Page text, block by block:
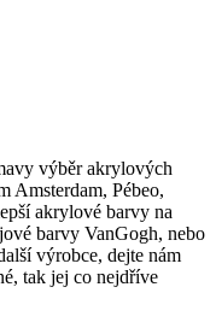
výběr akrylových
Amsterdam, Pébeo,
akrylové barvy na
barvy VanGogh, nebo
výrobce, dejte nám
tak jej co nejdříve